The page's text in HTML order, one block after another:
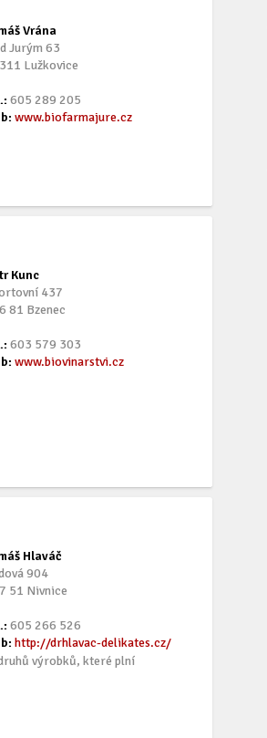
Vrána
Jurým 63
Lužkovice
605 289 205
www.biofarmajure.cz
Kunc
437
81 Bzenec
603 579 303
www.biovinarstvi.cz
Hlaváč
904
51 Nivnice
605 266 526
http://drhlavac-delikates.cz/
výrobků, které plní